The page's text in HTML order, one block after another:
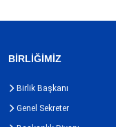
BİRLİĞİMİZ
Birlik Başkanı
Genel Sekreter